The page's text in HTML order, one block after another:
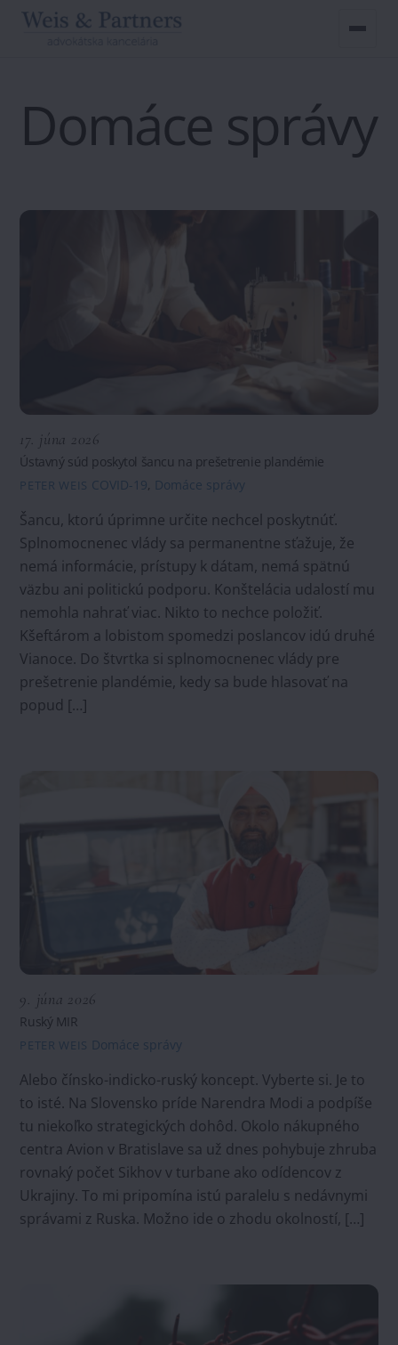
contentDomáce správy
17. júna 2026
Ústavný súd poskytol šancu na prešetrenie plandémie
PETER WEIS COVID-19, Domáce správy
Šancu, ktorú úprimne určite nechcel poskytnúť.
Splnomocnenec vlády sa permanentne sťažuje, že
nemá informácie, prístupy k dátam, nemá spätnú
väzbu ani politickú podporu. Konštelácia udalostí mu
nemohla nahrať viac. Nikto to nechce položiť.
Kšeftárom a lobistom spomedzi poslancov idú druhé
Vianoce. Do štvrtka si splnomocnenec vlády pre
prešetrenie plandémie, kedy sa bude hlasovať na
popud […]
9. júna 2026
Ruský MIR
PETER WEIS Domáce správy
Alebo čínsko-indicko-ruský koncept. Vyberte si. Je to
to isté. Na Slovensko príde Narendra Modi a podpíše
tu niekoľko strategických dohôd. Okolo nákupného
centra Avion v Bratislave sa už dnes pohybuje zhruba
rovnaký počet Sikhov v turbane ako odídencov z
Ukrajiny. To mi pripomína istú paralelu s nedávnymi
správami z Ruska. Možno ide o zhodu okolností, […]